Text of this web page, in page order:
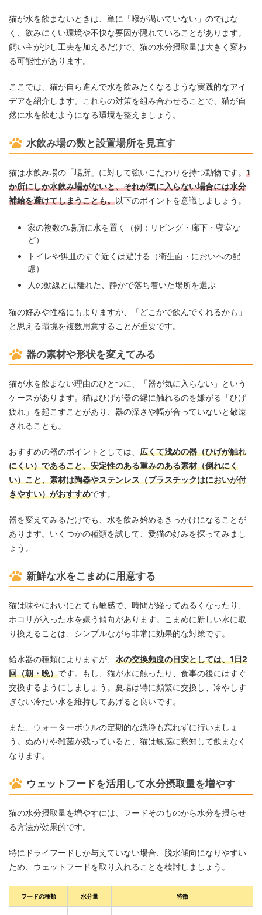
猫が水を飲まないときは、単に「喉が渇いていない」のではな
く、飲みにくい環境や不快な要因が隠れていることがあります。
飼い主が少し工夫を加えるだけで、猫の水分摂取量は大きく変わ
る可能性があります。
ここでは、猫が自ら進んで水を飲みたくなるような実践的なアイ
デアを紹介します。これらの対策を組み合わせることで、猫が自
然に水を飲むようになる環境を整えましょう。
水飲み場の数と設置場所を見直す
猫は水飲み場の「場所」に対して強いこだわりを持つ動物です。 1
か所にしか水飲み場がないと、それが気に入らない場合には水分
補給を避けてしまうことも。以下のポイントを意識しましょう。
家の複数の場所に水を置く（例：リビング・廊下・寝室な
ど）
トイレや餌皿のすぐ近くは避ける（衛生面・においへの配
慮）
人の動線とは離れた、静かで落ち着いた場所を選ぶ
猫の好みや性格にもよりますが、「どこかで飲んでくれるかも」
と思える環境を複数用意することが重要です。
器の素材や形状を変えてみる
猫が水を飲まない理由のひとつに、「器が気に入らない」という
ケースがあります。猫はひげが器の縁に触れるのを嫌がる「ひげ
疲れ」を起こすことがあり、器の深さや幅が合っていないと敬遠
されることも。
おすすめの器のポイントとしては、 広くて浅めの器（ひげが触れ
にくい）であること、安定性のある重みのある素材（倒れにく
い）こと、素材は陶器やステンレス（プラスチックはにおいが付
きやすい）がおすすめです。
器を変えてみるだけでも、水を飲み始めるきっかけになることが
あります。いくつかの種類を試して、愛猫の好みを探ってみまし
ょう。
新鮮な水をこまめに用意する
猫は味やにおいにとても敏感で、時間が経ってぬるくなったり、
ホコリが入った水を嫌う傾向があります。こまめに新しい水に取
り換えることは、シンプルながら非常に効果的な対策です。
給水器の種類によりますが、 水の交換頻度の目安としては、1日2
回（朝・晩）です。もし、猫が水に触ったり、食事の後にはすぐ
交換するようにしましょう。夏場は特に頻繁に交換し、冷やしす
ぎない冷たい水を維持してあげると良いです。
また、ウォーターボウルの定期的な洗浄も忘れずに行いましょ
う。ぬめりや雑菌が残っていると、猫は敏感に察知して飲まなく
なります。
ウェットフードを活用して水分摂取量を増やす
猫の水分摂取量を増やすには、フードそのものから水分を摂らせ
る方法が効果的です。
特にドライフードしか与えていない場合、脱水傾向になりやすい
ため、ウェットフードを取り入れることを検討しましょう。
フードの種類 水分量 特徴